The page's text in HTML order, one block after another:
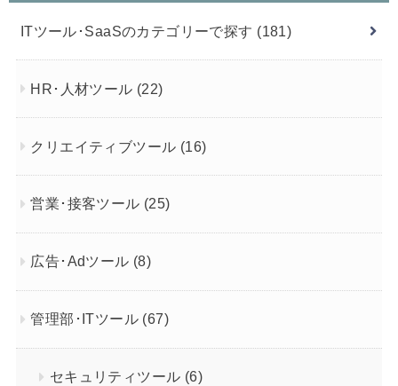
ITツール･SaaSのカテゴリーで探す (181)
HR･人材ツール (22)
クリエイティブツール (16)
営業･接客ツール (25)
広告･Adツール (8)
管理部･ITツール (67)
セキュリティツール (6)